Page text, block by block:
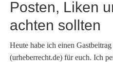
Posten, Liken
achten sollten
Heute habe ich einen
(urheberrecht.de) für euch. Ich